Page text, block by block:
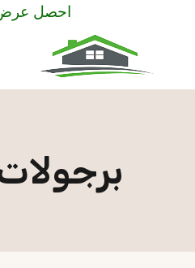
احصل